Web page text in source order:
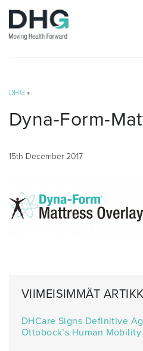
DHG »
Dyna-Form-
15th December 2017
VIIMEISIMMÄT
DHCare Signs Definitive
Ottobock’s Human